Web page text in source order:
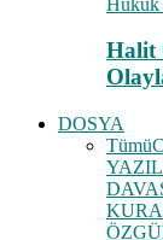
Halit
DOSYA
Tümü